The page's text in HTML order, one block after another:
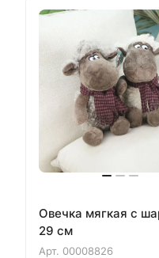
Овечка мягкая с
29 см
Арт. 00008826